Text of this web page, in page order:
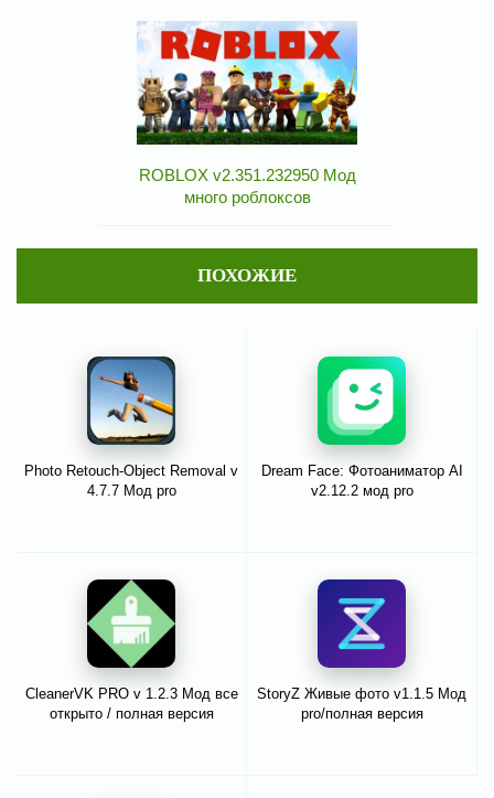
ROBLOX v2.351.232950 Мод
много роблоксов
ПОХОЖИЕ
Photo Retouch-Object Removal v
4.7.7 Мод pro
Dream Face: Фотоаниматор AI
v2.12.2 мод pro
CleanerVK PRO v 1.2.3 Мод все
открыто / полная версия
StoryZ Живые фото v1.1.5 Мод
pro/полная версия